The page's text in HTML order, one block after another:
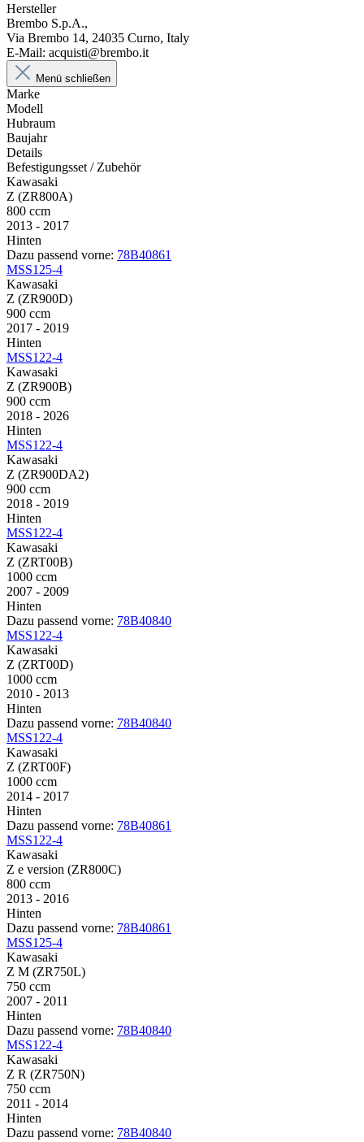
Hersteller
Brembo S.p.A.,
Via Brembo 14, 24035 Curno, Italy
E-Mail: acquisti@brembo.it
Menü schließen
Marke
Modell
Hubraum
Baujahr
Details
Befestigungsset / Zubehör
Kawasaki
Z (ZR800A)
800 ccm
2013 - 2017
Hinten
Dazu passend vorne: 78B40861
MSS125-4
Kawasaki
Z (ZR900D)
900 ccm
2017 - 2019
Hinten
MSS122-4
Kawasaki
Z (ZR900B)
900 ccm
2018 - 2026
Hinten
MSS122-4
Kawasaki
Z (ZR900DA2)
900 ccm
2018 - 2019
Hinten
MSS122-4
Kawasaki
Z (ZRT00B)
1000 ccm
2007 - 2009
Hinten
Dazu passend vorne: 78B40840
MSS122-4
Kawasaki
Z (ZRT00D)
1000 ccm
2010 - 2013
Hinten
Dazu passend vorne: 78B40840
MSS122-4
Kawasaki
Z (ZRT00F)
1000 ccm
2014 - 2017
Hinten
Dazu passend vorne: 78B40861
MSS122-4
Kawasaki
Z e version (ZR800C)
800 ccm
2013 - 2016
Hinten
Dazu passend vorne: 78B40861
MSS125-4
Kawasaki
Z M (ZR750L)
750 ccm
2007 - 2011
Hinten
Dazu passend vorne: 78B40840
MSS122-4
Kawasaki
Z R (ZR750N)
750 ccm
2011 - 2014
Hinten
Dazu passend vorne: 78B40840